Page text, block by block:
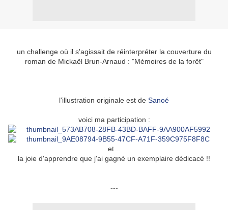
un challenge où il s'agissait de réinterpréter la couverture du
roman de Mickaël Brun-Arnaud : "Mémoires de la forêt"
l'illustration originale est de Sanoé
voici ma participation :
et...
la joie d'apprendre que j'ai gagné un exemplaire dédicacé !!
---